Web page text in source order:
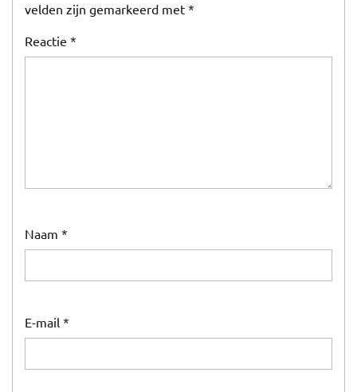
velden zijn gemarkeerd met *
Reactie *
Naam *
E-mail *